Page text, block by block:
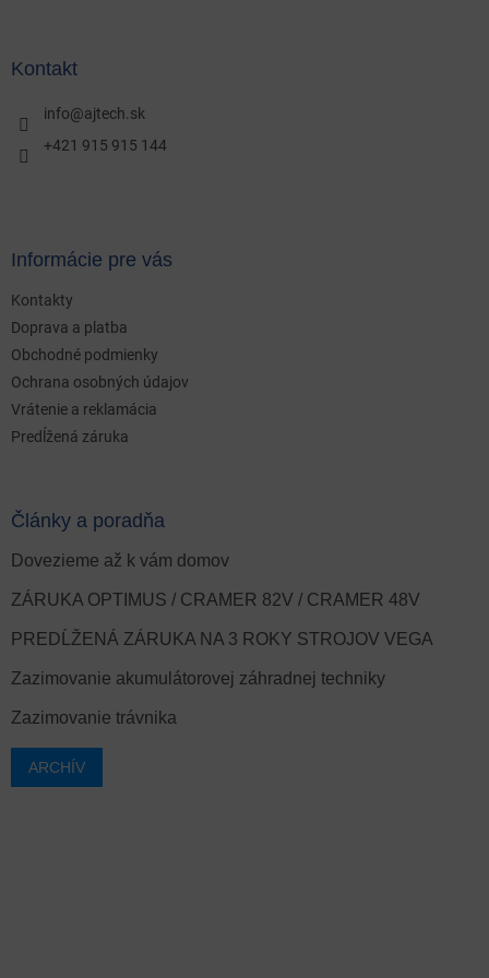
Kontakt
info@ajtech.sk
+421 915 915 144
Informácie pre vás
Kontakty
Doprava a platba
Obchodné podmienky
Ochrana osobných údajov
Vrátenie a reklamácia
Predĺžená záruka
Články a poradňa
Dovezieme až k vám domov
ZÁRUKA OPTIMUS / CRAMER 82V / CRAMER 48V
PREDĹŽENÁ ZÁRUKA NA 3 ROKY STROJOV VEGA
Zazimovanie akumulátorovej záhradnej techniky
Zazimovanie trávnika
ARCHÍV